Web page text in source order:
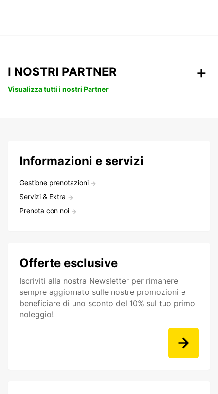
I NOSTRI PARTNER
Visualizza tutti i nostri Partner
Informazioni e servizi
Gestione prenotazioni
Servizi & Extra
Prenota con noi
Offerte esclusive
Iscriviti alla nostra Newsletter per rimanere
sempre aggiornato sulle nostre promozioni e
beneficiare di uno sconto del 10% sul tuo primo
noleggio!